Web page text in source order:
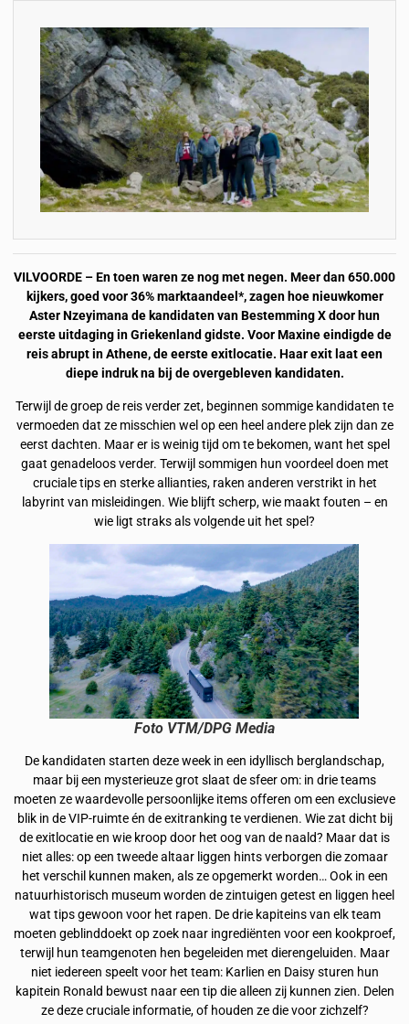
VILVOORDE – En toen waren ze nog met negen. Meer dan 650.000
kijkers, goed voor 36% marktaandeel*, zagen hoe nieuwkomer
Aster Nzeyimana de kandidaten van Bestemming X door hun
eerste uitdaging in Griekenland gidste. Voor Maxine eindigde de
reis abrupt in Athene, de eerste exitlocatie. Haar exit laat een
diepe indruk na bij de overgebleven kandidaten.
Terwijl de groep de reis verder zet, beginnen sommige kandidaten te
vermoeden dat ze misschien wel op een heel andere plek zijn dan ze
eerst dachten. Maar er is weinig tijd om te bekomen, want het spel
gaat genadeloos verder. Terwijl sommigen hun voordeel doen met
cruciale tips en sterke allianties, raken anderen verstrikt in het
labyrint van misleidingen. Wie blijft scherp, wie maakt fouten – en
wie ligt straks als volgende uit het spel?
Foto VTM/DPG Media
De kandidaten starten deze week in een idyllisch berglandschap,
maar bij een mysterieuze grot slaat de sfeer om: in drie teams
moeten ze waardevolle persoonlijke items offeren om een exclusieve
blik in de VIP-ruimte én de exitranking te verdienen. Wie zat dicht bij
de exitlocatie en wie kroop door het oog van de naald? Maar dat is
niet alles: op een tweede altaar liggen hints verborgen die zomaar
het verschil kunnen maken, als ze opgemerkt worden… Ook in een
natuurhistorisch museum worden de zintuigen getest en liggen heel
wat tips gewoon voor het rapen. De drie kapiteins van elk team
moeten geblinddoekt op zoek naar ingrediënten voor een kookproef,
terwijl hun teamgenoten hen begeleiden met dierengeluiden. Maar
niet iedereen speelt voor het team: Karlien en Daisy sturen hun
kapitein Ronald bewust naar een tip die alleen zij kunnen zien. Delen
ze deze cruciale informatie, of houden ze die voor zichzelf?